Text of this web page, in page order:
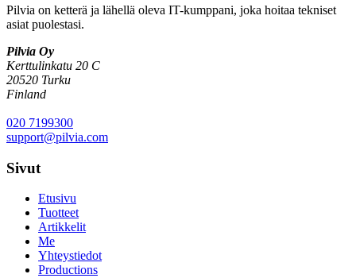
Pilvia on ketterä ja lähellä oleva IT-kumppani, joka hoitaa tekniset
asiat puolestasi.
Pilvia Oy
Kerttulinkatu 20 C
20520 Turku
Finland
020 7199300
support@pilvia.com
Sivut
Etusivu
Tuotteet
Artikkelit
Me
Yhteystiedot
Productions